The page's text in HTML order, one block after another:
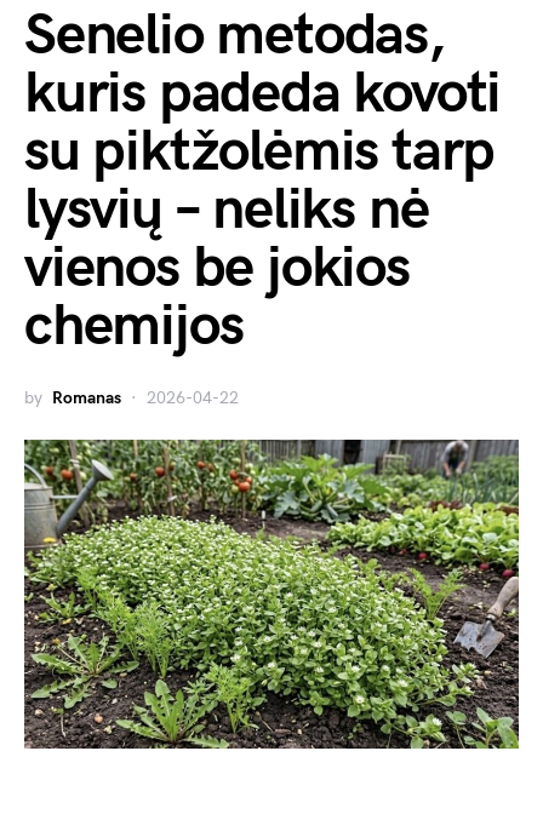
Senelio metodas,
kuris padeda kovoti
su piktžolėmis tarp
lysvių – neliks nė
vienos be jokios
chemijos
by Romanas 2026-04-22